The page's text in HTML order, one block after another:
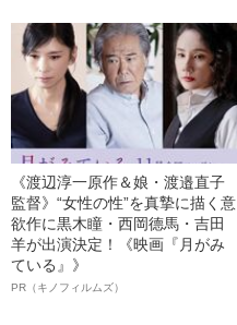
《渡辺淳一原作＆娘・渡邉直子
監督》“女性の性”を真摯に描く意
欲作に黒木瞳・西岡德馬・吉田
羊が出演決定！《映画『月がみ
ている』》
PR（キノフィルムズ）